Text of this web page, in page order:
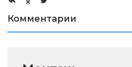
Комментарии